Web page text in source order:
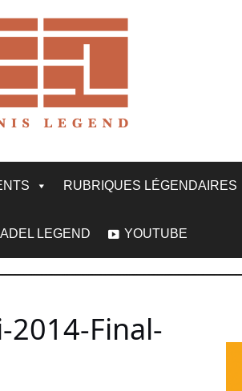
RUBRIQUES LÉGENDAIRES
LEGEND YOUTUBE
Final-